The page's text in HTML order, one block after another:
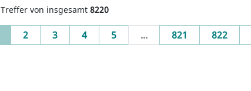
Treffer von insgesamt 8220
(current)
2 3 4 5 ... 821 822